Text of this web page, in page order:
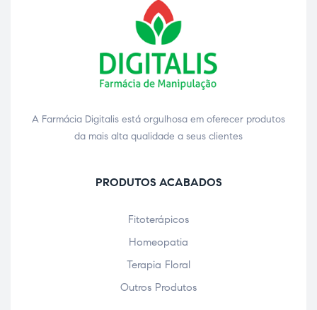
A Farmácia Digitalis está orgulhosa em oferecer produtos
da mais alta qualidade a seus clientes
PRODUTOS ACABADOS
Fitoterápicos
Homeopatia
Terapia Floral
Outros Produtos